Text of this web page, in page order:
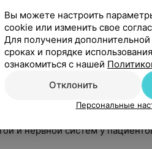
наиболее
к лечению ИБС.
здравоохранения»;
в гериатрии»;
и вторичной профилактики
и нервной систем у
Вы можете настроить
cookie или изменить свое
Для получения
сроках и порядке
ознакомиться с нашей
Отклонить
Персональные